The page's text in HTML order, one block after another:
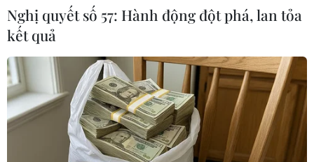
Điện Biên từng bước hình thành thị
trường tín chỉ carbon rừng
08/08/2026 06:50
Nghệ An: Lũ cuốn cầu tạm trên sông
Nghị quyết số 57: Hành động đột phá, lan tỏa
kết quả